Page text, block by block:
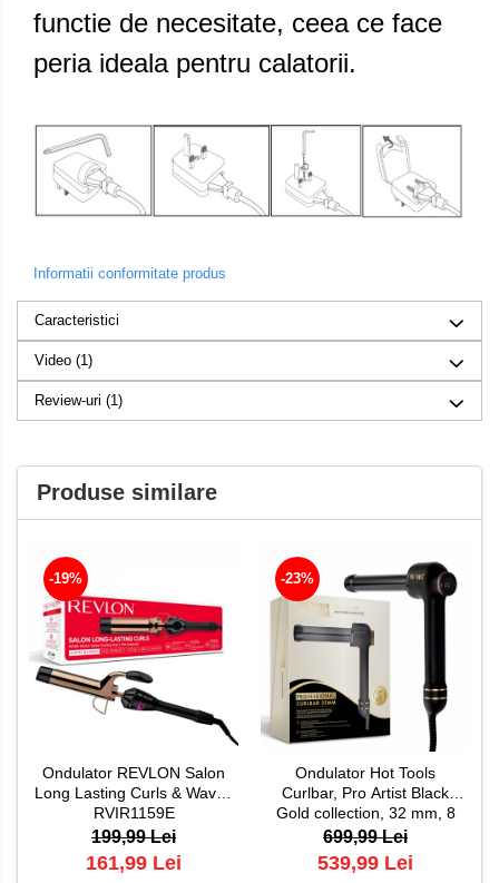
functie de necesitate, ceea ce face
peria ideala pentru calatorii.
Informatii conformitate produs
Caracteristici
Video (1)
Review-uri (1)
Produse similare
-19%
Ondulator REVLON Salon
Long Lasting Curls & Waves
RVIR1159E
199,99 Lei
161,99 Lei
-23%
Ondulator Hot Tools
Curlbar, Pro Artist Black
Gold collection, 32 mm, 8
trepte de temperatura,
invelis din titan, cronometru
pentru bucle,
699,99 Lei
539,99 Lei